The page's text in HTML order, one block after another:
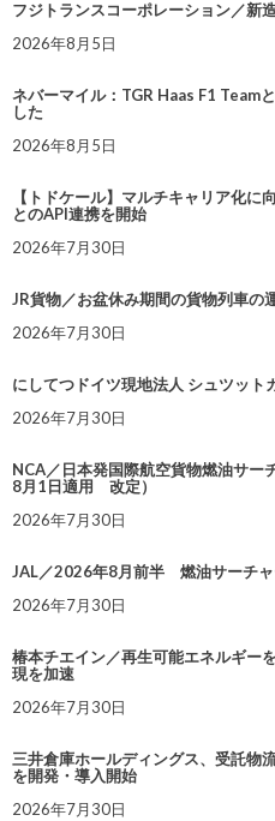
フジトランスコーポレーション／新
2026年8月5日
ネバーマイル：TGR Haas F1 Team
した
2026年8月5日
【トドケール】マルチキャリア化
とのAPI連携を開始
2026年7月30日
JR貨物／お盆休み期間の貨物列車の
2026年7月30日
にしてつドイツ現地法人 シュツット
2026年7月30日
NCA／日本発国際航空貨物燃油サ
8月1日適用 改定）
2026年7月30日
JAL／2026年8月前半 燃油サーチャ
2026年7月30日
椿本チエイン／再生可能エネルギー
現を加速
2026年7月30日
三井倉庫ホールディングス、受託物
を開発・導入開始
2026年7月30日